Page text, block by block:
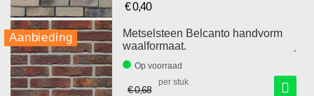
prijs
€ 0,40
Aanbieding
Metselsteen Belcanto handvorm
waalformaat.
Op voorraad
€ 0,68
per stuk